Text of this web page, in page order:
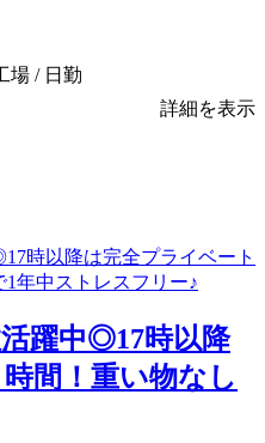
場 / 日勤
詳細を表示
躍中◎17時以降
間！重い物なし